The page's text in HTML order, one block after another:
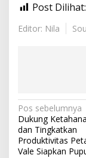
Post Dilihat:
Editor: Nila
N
a
v
Pos sebelumnya
Dukung
dan Tingkatkan
Produktivitas
Vale Siapkan